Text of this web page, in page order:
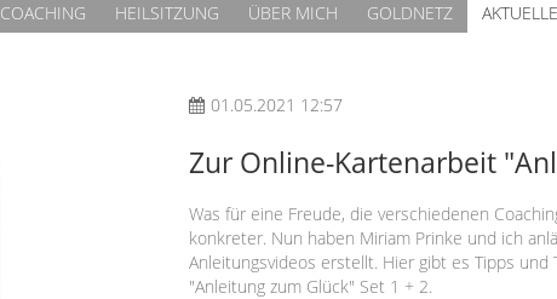
COACHING HEILSITZUNG ÜBER MICH GOLDNETZ
01.05.2021 12:57
Zur Online-Kartenarbeit
Was für eine Freude, die verschiedenen
konkreter. Nun haben Miriam Prinke und ich
Anleitungsvideos erstellt. Hier gibt es Tipps
"Anleitung zum Glück" Set 1 + 2.